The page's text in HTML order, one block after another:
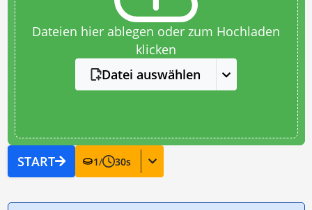
Dateien hier ablegen oder zum Hochladen
klicken
Datei auswählen
START 1/ 30s